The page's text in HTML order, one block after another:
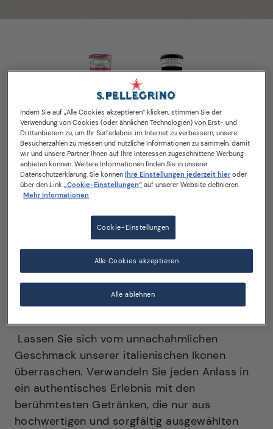
Sanpellegrino Italian
Sparkling Drinks
Italienischen Ikonen
Lassen Sie sich vom unnachahmlichen
Geschmack unserer italienischen Ikonen
überraschen. Verwandeln Sie jeden Anlass in
ein authentisches Erlebnis mit den
berühmtesten Getränken, die nur aus
hochwertigen und sorgfältig ausgewählten
Indem Sie auf „Alle Cookies akzeptieren“ klicken, stimmen Sie der
Verwendung von Cookies (oder ähnlichen Technologien) von Erst- und
Drittanbietern zu, um Ihr Surferlebnis im Internet zu verbessern, unsere
Besucherzahlen zu messen und nützliche Informationen zu sammeln, damit
wir und unsere Partner Ihnen auf Ihre Interessen zugeschnittene Werbung
anbieten können. Weitere Informationen finden Sie in unserer
Datenschutzerklärung. Sie könnenIhre Einstellungen jederzeit hier oder
über den Link„Cookie-Einstellungen“ auf unserer Website definieren.
Mehr Informationen
Cookie-Einstellungen
Alle ablehnen
Alle Cookies akzeptieren